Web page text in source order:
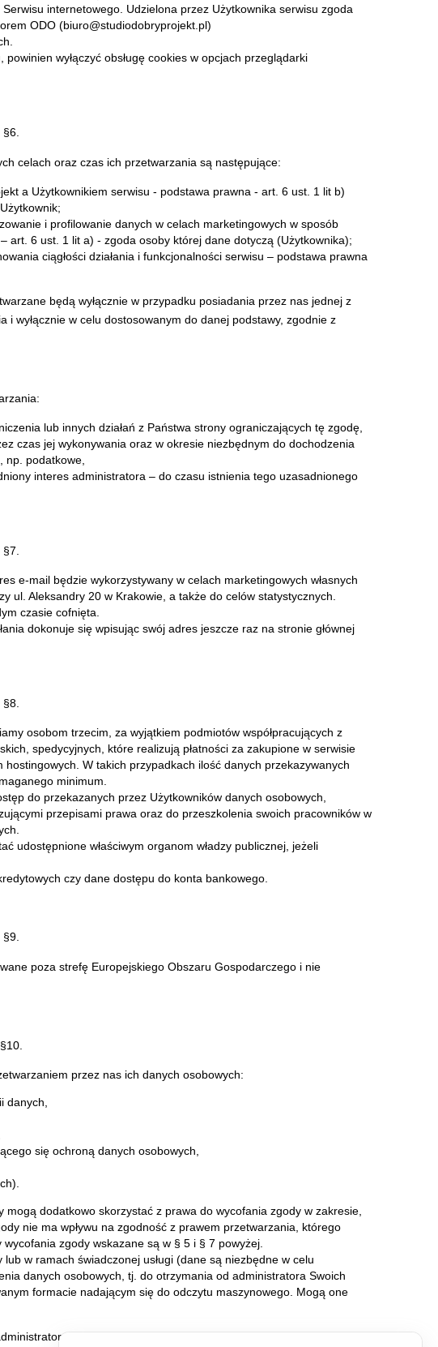
internetowego. Udzielona przez Użytkownika serwisu zgoda
ODO (biuro@studiodobryprojekt.pl)
wyłączyć obsługę cookies w opcjach przeglądarki
§6.
celach oraz czas ich przetwarzania są następujące:
a Użytkownikiem serwisu - podstawa prawna - art. 6 ust. 1 lit b)
i profilowanie danych w celach marketingowych w sposób
art. 6 ust. 1 lit a) - zgoda osoby której dane dotyczą (Użytkownika);
ciągłości działania i funkcjonalności serwisu – podstawa prawna
będą wyłącznie w przypadku posiadania przez nas jednej z
wyłącznie w celu dostosowanym do danej podstawy, zgodnie z
lub innych działań z Państwa strony ograniczających tę zgodę,
czas jej wykonywania oraz w okresie niezbędnym do dochodzenia
np. podatkowe,
interes administratora – do czasu istnienia tego uzasadnionego
§7.
e-mail będzie wykorzystywany w celach marketingowych własnych
ul. Aleksandry 20 w Krakowie, a także do celów statystycznych.
czasie cofnięta.
dokonuje się wpisując swój adres jeszcze raz na stronie głównej
§8.
osobom trzecim, za wyjątkiem podmiotów współpracujących z
spedycyjnych, które realizują płatności za zakupione w serwisie
W takich przypadkach ilość danych przekazywanych
minimum.
do przekazanych przez Użytkowników danych osobowych,
przepisami prawa oraz do przeszkolenia swoich pracowników w
udostępnione właściwym organom władzy publicznej, jeżeli
czy dane dostępu do konta bankowego.
§9.
poza strefę Europejskiego Obszaru Gospodarczego i nie
§10.
przez nas ich danych osobowych:
danych,
się ochroną danych osobowych,
dodatkowo skorzystać z prawa do wycofania zgody w zakresie,
nie ma wpływu na zgodność z prawem przetwarzania, którego
zgody wskazane są w § 5 i § 7 powyżej.
w ramach świadczonej usługi (dane są niezbędne w celu
danych osobowych, tj. do otrzymania od administratora Swoich
formacie nadającym się do odczytu maszynowego. Mogą one
lub z Inspektorem Ochrony Danych Osobowych IODO